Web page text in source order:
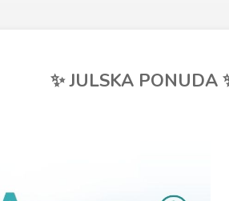
✨ JULSKA PONUDA